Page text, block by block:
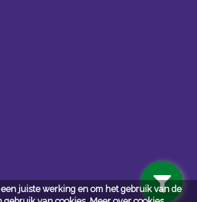
juiste werking en om het gebruik van de